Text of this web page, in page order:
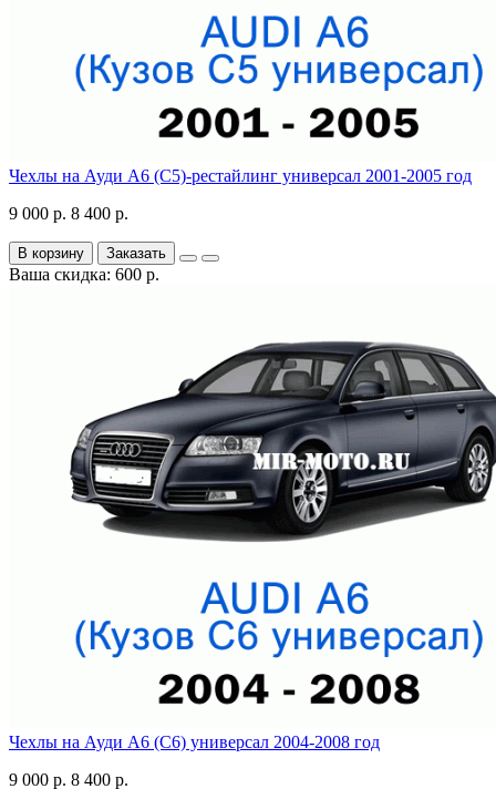
Чехлы на Ауди А6 (С5)-рестайлинг универсал 2001-2005 год
9 000 р. 8 400 р.
В корзину Заказать
Ваша скидка: 600 р.
Чехлы на Ауди А6 (С6) универсал 2004-2008 год
9 000 р. 8 400 р.